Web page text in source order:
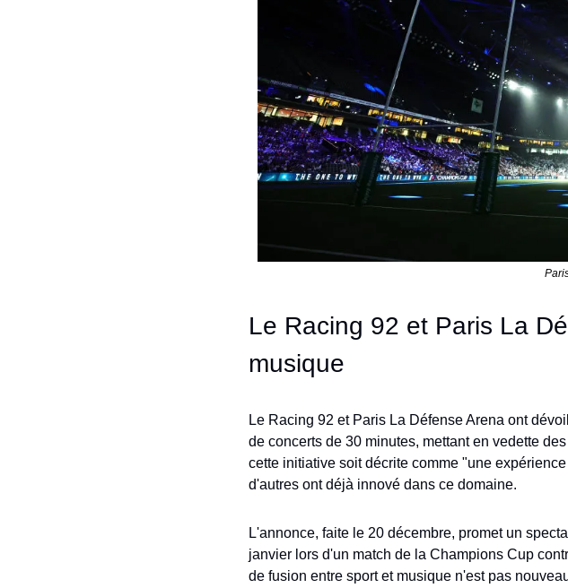
Le Racing 92 et Paris La
musique
Le Racing 92 et Paris La Défense Arena ont
de concerts de 30 minutes, mettant en vedette
cette initiative soit décrite comme "une
d'autres ont déjà innové dans ce domaine.
L'annonce, faite le 20 décembre, promet un
janvier lors d'un match de la Champions Cup
de fusion entre sport et musique n'est pas